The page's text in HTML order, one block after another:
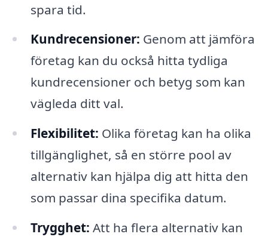
spara tid.
Kundrecensioner: Genom att jämföra
företag kan du också hitta tydliga
kundrecensioner och betyg som kan
vägleda ditt val.
Flexibilitet: Olika företag kan ha olika
tillgänglighet, så en större pool av
alternativ kan hjälpa dig att hitta den
som passar dina specifika datum.
Trygghet: Att ha flera alternativ kan